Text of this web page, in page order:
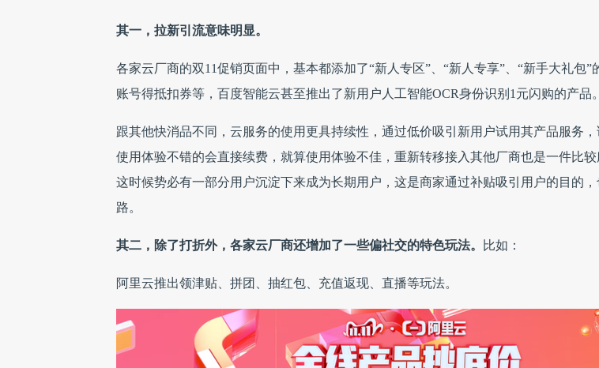
其一，拉新引流意味明显。
各家云厂商的双11促销页面中，基本都添加了“新人专区”、“新人专享”、“新手大礼包”
账号得抵扣券等，百度智能云甚至推出了新用户人工智能OCR身份识别1元闪购的产品。
跟其他快消品不同，云服务的使用更具持续性，通过低价吸引新用户试用其产品服务
使用体验不错的会直接续费，就算使用体验不佳，重新转移接入其他厂商也是一件比较
这时候势必有一部分用户沉淀下来成为长期用户，这是商家通过补贴吸引用户的目的
路。
其二，除了打折外，各家云厂商还增加了一些偏社交的特色玩法。 比如：
阿里云推出领津贴、拼团、抽红包、充值返现、直播等玩法。